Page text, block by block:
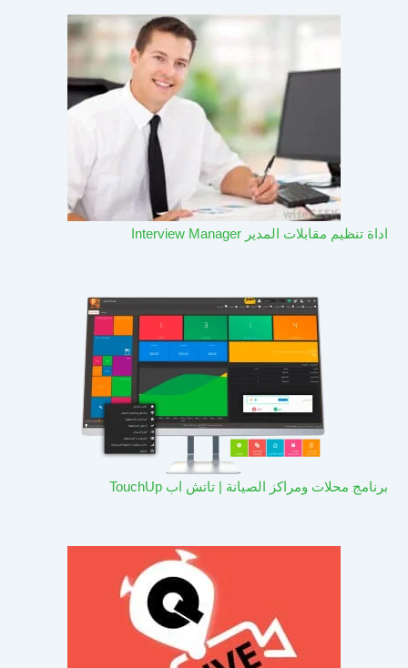
اداة تنظيم مقابلات المدير Interview Manager
برنامج محلات ومراكز الصيانة | تاتش اب TouchUp